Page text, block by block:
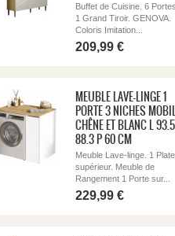
Buffet de Cuisine. 6
1 Grand Tiroir. GENOVA.
Coloris Imitation...
209,99 €
MEUBLE LAVE-LINGE 1
PORTE 3 NICHES
CHÊNE ET BLANC L
88.3 P 60 CM
Meuble Lave-linge. 1
supérieur. Meuble de
Rangement 1 Porte sur...
229,99 €